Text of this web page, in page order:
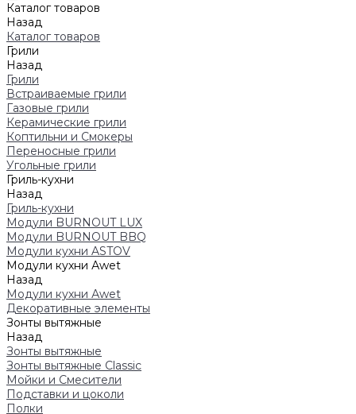
Каталог товаров
Назад
Каталог товаров
Грили
Назад
Грили
Встраиваемые грили
Газовые грили
Керамические грили
Коптильни и Смокеры
Переносные грили
Угольные грили
Гриль-кухни
Назад
Гриль-кухни
Модули BURNOUT LUX
Модули BURNOUT BBQ
Модули кухни ASTOV
Модули кухни Аwet
Назад
Модули кухни Аwet
Декоративные элементы
Зонты вытяжные
Назад
Зонты вытяжные
Зонты вытяжные Classic
Мойки и Смесители
Подставки и цоколи
Полки